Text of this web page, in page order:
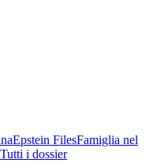
Epstein FilesFamiglia nel
Tutti i dossier